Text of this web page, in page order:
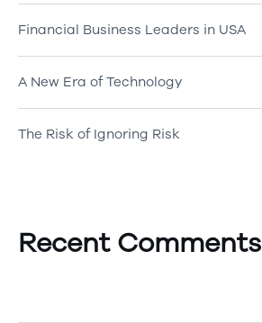
Financial Business Leaders in USA
A New Era of Technology
The Risk of Ignoring Risk
Recent Comments